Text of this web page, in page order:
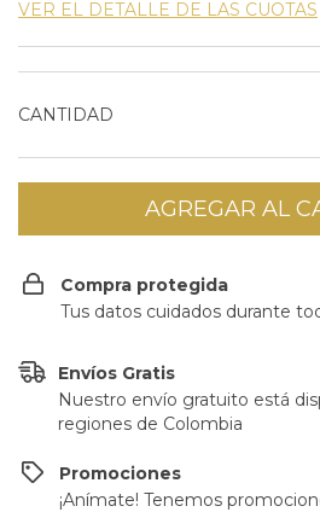
VER EL DETALLE DE LAS CUOTAS
CANTIDAD
Compra protegida
Tus datos cuidados durante
Envíos Gratis
Nuestro envío gratuito está
regiones de Colombia
Promociones
¡Anímate! Tenemos